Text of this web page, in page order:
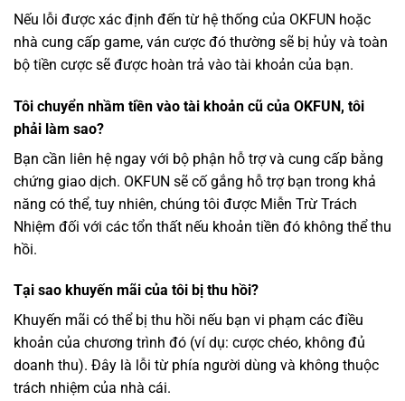
Nếu lỗi được xác định đến từ hệ thống của OKFUN hoặc
nhà cung cấp game, ván cược đó thường sẽ bị hủy và toàn
bộ tiền cược sẽ được hoàn trả vào tài khoản của bạn.
Tôi chuyển nhầm tiền vào tài khoản cũ của OKFUN, tôi
phải làm sao?
Bạn cần liên hệ ngay với bộ phận hỗ trợ và cung cấp bằng
chứng giao dịch. OKFUN sẽ cố gắng hỗ trợ bạn trong khả
năng có thể, tuy nhiên, chúng tôi được Miễn Trừ Trách
Nhiệm đối với các tổn thất nếu khoản tiền đó không thể thu
hồi.
Tại sao khuyến mãi của tôi bị thu hồi?
Khuyến mãi có thể bị thu hồi nếu bạn vi phạm các điều
khoản của chương trình đó (ví dụ: cược chéo, không đủ
doanh thu). Đây là lỗi từ phía người dùng và không thuộc
trách nhiệm của nhà cái.